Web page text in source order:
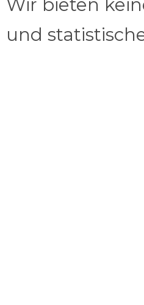
Wir bieten
und